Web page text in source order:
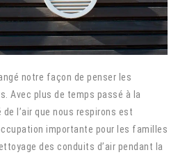
notre façon de penser les
Avec plus de temps passé à la
l’air que nous respirons est
importante pour les familles
des conduits d’air pendant la